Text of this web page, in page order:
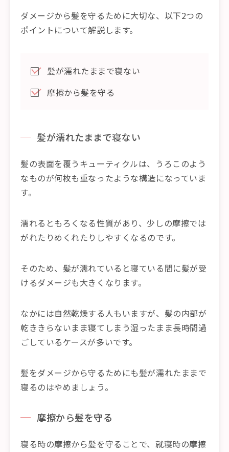
ダメージから髪を守るために大切な、以下2つの
ポイントについて解説します。
髪が濡れたままで寝ない
摩擦から髪を守る
髪が濡れたままで寝ない
髪の表面を覆うキューティクルは、うろこのよう
なものが何枚も重なったような構造になっていま
す。
濡れるともろくなる性質があり、少しの摩擦では
がれたりめくれたりしやすくなるのです。
そのため、髪が濡れていると寝ている間に髪が受
けるダメージも大きくなります。
なかには自然乾燥する人もいますが、髪の内部が
乾ききらないまま寝てしまう湿ったまま長時間過
ごしているケースが多いです。
髪をダメージから守るためにも髪が濡れたままで
寝るのはやめましょう。
摩擦から髪を守る
寝る時の摩擦から髪を守ることで、就寝時の摩擦